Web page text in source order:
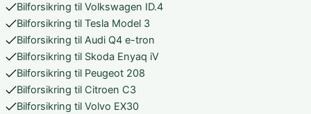
Bilforsikring til Volkswagen ID.4
Bilforsikring til Tesla Model 3
Bilforsikring til Audi Q4 e-tron
Bilforsikring til Skoda Enyaq iV
Bilforsikring til Peugeot 208
Bilforsikring til Citroen C3
Bilforsikring til Volvo EX30